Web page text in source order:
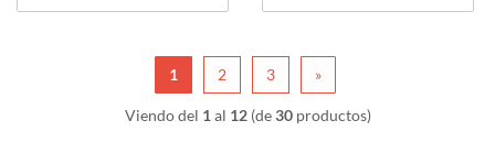
1 2 3 »
Viendo del 1 al 12(de30productos)